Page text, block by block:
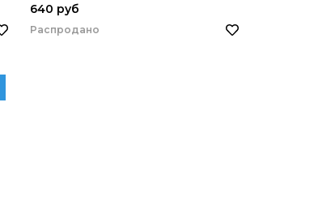
640 руб
Распродано